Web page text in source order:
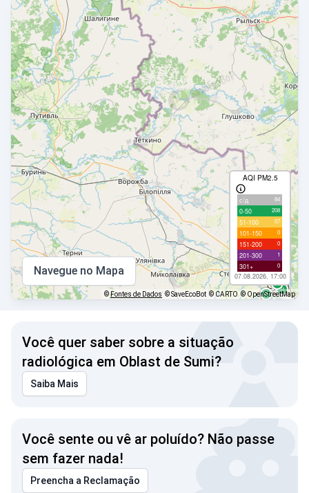
AQI PM2.5
с/д 84
0-50 208
51-100 57
101-150 0
151-200 0
201-300 1
301+ 0
07.08.2026, 17:00
Navegue no Mapa
©Fontes de Dados © SaveEcoBot © CARTO © OpenStreetMap
Você quer saber sobre a situação
radiológica em Oblast de Sumi?
Saiba Mais
Você sente ou vê ar poluído? Não passe
sem fazer nada!
Preencha a Reclamação